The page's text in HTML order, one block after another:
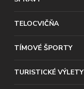
TELOCVIČŇA
TÍMOVÉ ŠPORTY
TURISTICKÉ VÝLETY